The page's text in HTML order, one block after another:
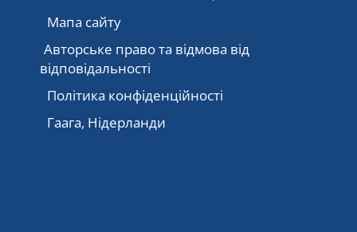
Мапа сайту
Авторське право та відмова від
відповідальності
Політика конфіденційності
Гаага, Нідерланди